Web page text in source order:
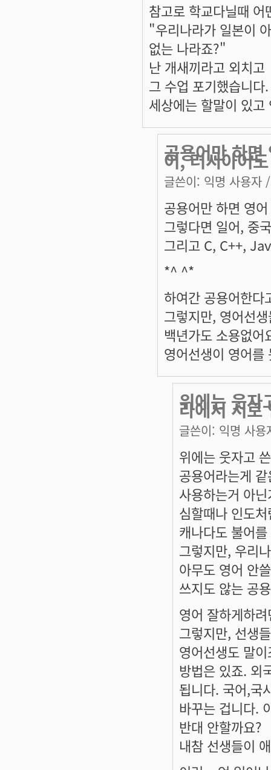
참고로 학교다닐때
"우리나라가 일본이
없는 나라죠?"
난 개새끼라고 외치고
그 수업 포기했습니다.
세상에는 할말이 있
공용어만 하
어, 러시아어
글쓴이: 익명 사용자
공용어만 하면 영
그렇다면 일어, 중
그리고 C, C++,
*^ ^*
하여간 공용어한다
그렇지만, 영어선
백년가도 소용없어
영어선생이 영어를
위에는 웃자
라에서 서로
글쓴이: 익명 사용
위에는 웃자고
공용어라는게
사용하는거 아
심할때나 인도
캐나다도 불어
그렇지만, 우리
아무도 영어 안
쓰지도 않는 공
영어 잘하게하
그렇지만, 선생
영어선생도 말
방법은 있죠. 외
됩니다. 국어,국
바꾸는 겁니다.
반대 안할까요?
내참 선생들이